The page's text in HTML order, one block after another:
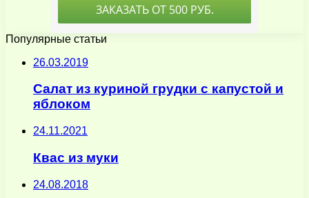
Популярные статьи
26.03.2019
Салат из куриной грудки с капустой и
яблоком
24.11.2021
Квас из муки
24.08.2018